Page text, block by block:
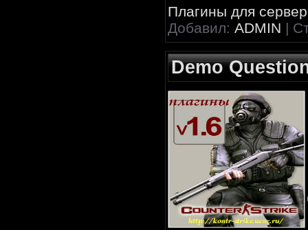
Плагины для
Добавил: ADMIN |
Demo